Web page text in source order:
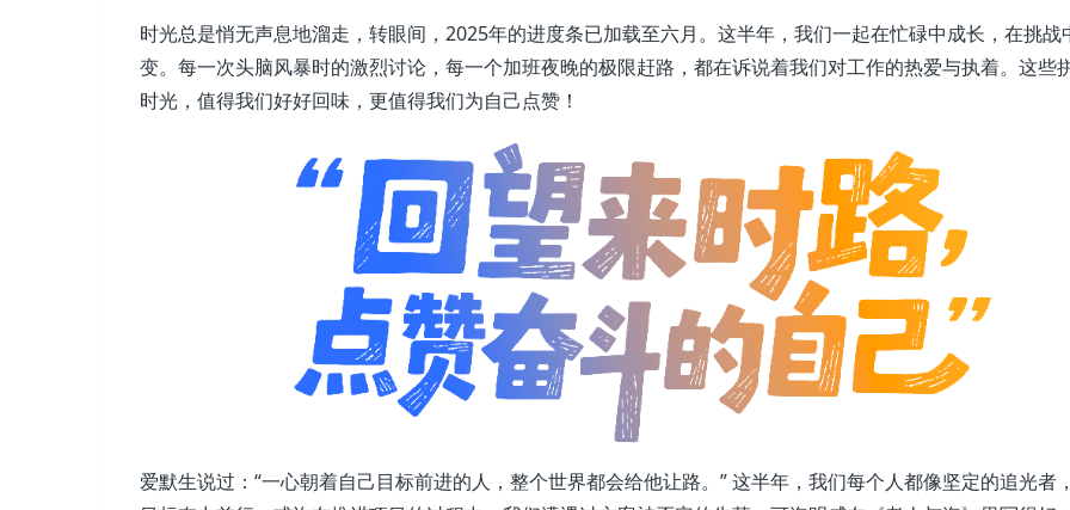
时光总是悄无声息地溜走，转眼间，2025年的进度条已加载至六月。这半年，我们一起在忙碌中成长，在挑战
变。每一次头脑风暴时的激烈讨论，每一个加班夜晚的极限赶路，都在诉说着我们对工作的热爱与执着。这些
时光，值得我们好好回味，更值得我们为自己点赞！
爱默生说过：“一心朝着自己目标前进的人，整个世界都会给他让路。” 这半年，我们每个人都像坚定的追光者